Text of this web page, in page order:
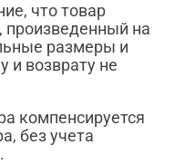
что товар
произведенный на
размеры и
и возврату не
компенсируется
без учета